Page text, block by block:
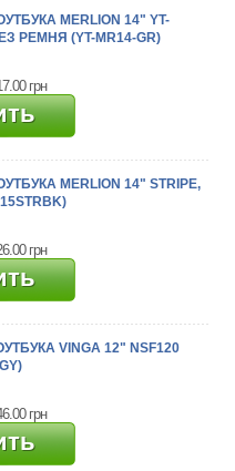
Чехол (50)
MERLION 14" YT-
РЕМНЯ (YT-MR14-GR)
грн
MERLION 14" STRIPE,
грн
VINGA 12" NSF120
грн